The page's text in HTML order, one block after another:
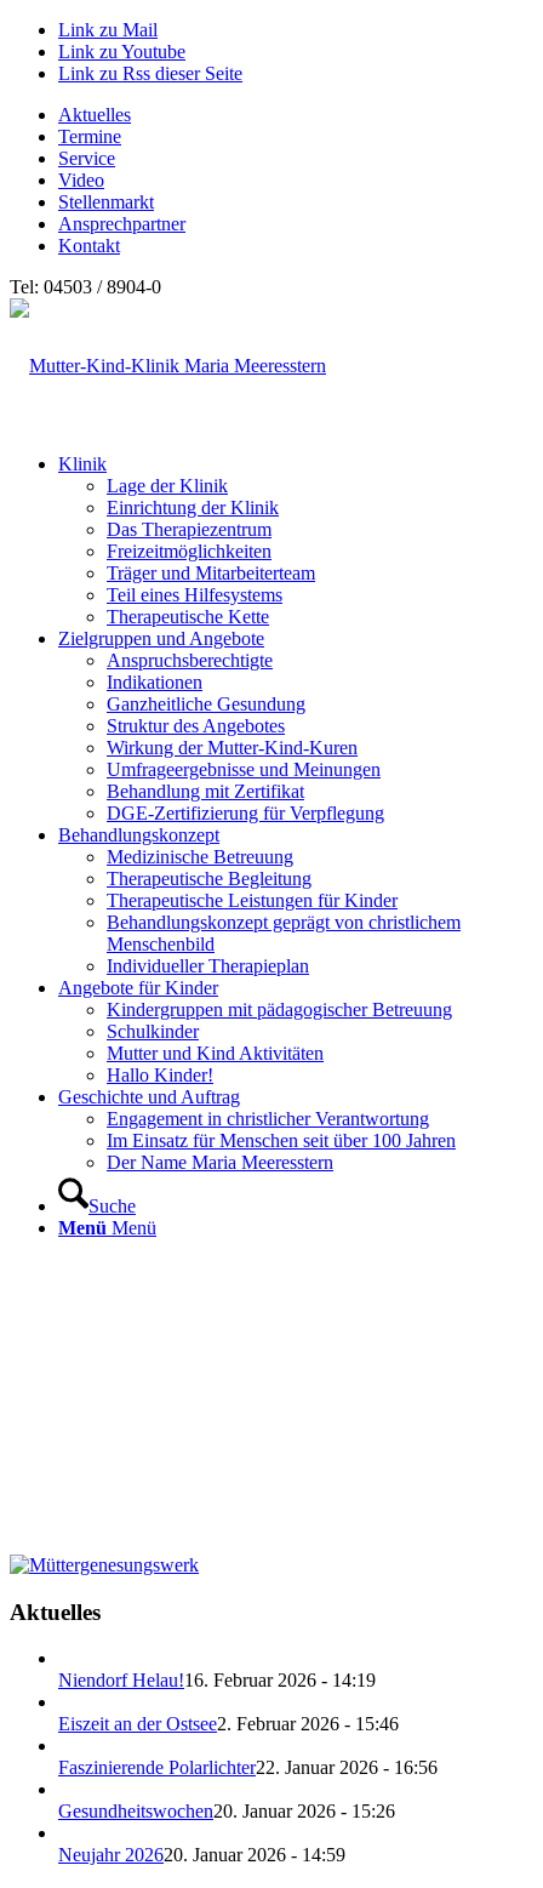
Link zu Mail
Link zu Youtube
Link zu Rss dieser Seite
Aktuelles
Termine
Service
Video
Stellenmarkt
Ansprechpartner
Kontakt
Tel: 04503 / 8904-0
Klinik
Lage der Klinik
Einrichtung der Klinik
Das Therapiezentrum
Freizeitmöglichkeiten
Träger und Mitarbeiterteam
Teil eines Hilfesystems
Therapeutische Kette
Zielgruppen und Angebote
Anspruchsberechtigte
Indikationen
Ganzheitliche Gesundung
Struktur des Angebotes
Wirkung der Mutter-Kind-Kuren
Umfrageergebnisse und Meinungen
Behandlung mit Zertifikat
DGE-Zertifizierung für Verpflegung
Behandlungskonzept
Medizinische Betreuung
Therapeutische Begleitung
Therapeutische Leistungen für Kinder
Behandlungskonzept geprägt von christlichem
Menschenbild
Individueller Therapieplan
Angebote für Kinder
Kindergruppen mit pädagogischer Betreuung
Schulkinder
Mutter und Kind Aktivitäten
Hallo Kinder!
Geschichte und Auftrag
Engagement in christlicher Verantwortung
Im Einsatz für Menschen seit über 100 Jahren
Der Name Maria Meeresstern
Suche
Menü Menü
Aktuelles
Niendorf Helau!16. Februar 2026 - 14:19
Eiszeit an der Ostsee2. Februar 2026 - 15:46
Faszinierende Polarlichter22. Januar 2026 - 16:56
Gesundheitswochen20. Januar 2026 - 15:26
Neujahr 202620. Januar 2026 - 14:59